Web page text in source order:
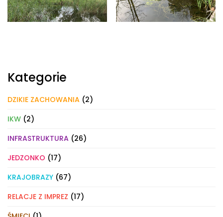
Kategorie
DZIKIE ZACHOWANIA (2)
IKW (2)
INFRASTRUKTURA (26)
JEDZONKO (17)
KRAJOBRAZY (67)
RELACJE Z IMPREZ (17)